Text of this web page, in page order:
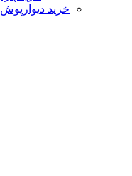
خرید دیوارپوش